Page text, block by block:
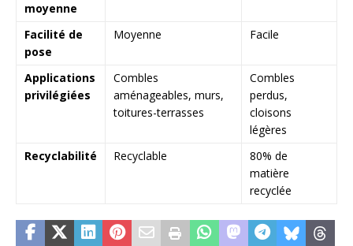
moyenne
Facilité de
pose
Moyenne Facile
Applications
privilégiées
Combles
aménageables, murs,
toitures-terrasses
Combles
perdus,
cloisons
légères
Recyclabilité
Recyclable
80% de
matière
recyclée